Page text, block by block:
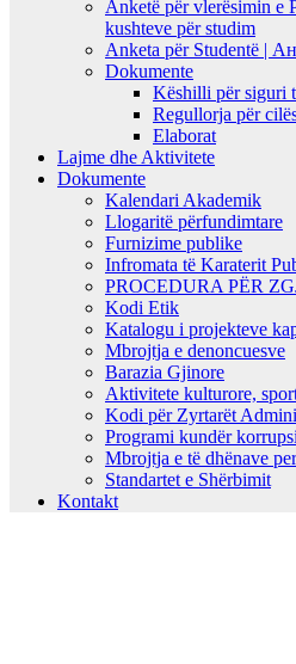
Anketë për vlerësimin e
kushteve për studim
Anketa për Studentë |
Dokumente
Këshilli për siguri
Regullorja për
Elaborat
Lajme dhe Aktivitete
Dokumente
Kalendari Akademik
Llogaritë përfundimtare
Furnizime publike
Infromata të Karaterit
PROCEDURA PËR
Kodi Etik
Katalogu i projekteve
Mbrojtja e denoncuesve
Barazia Gjinore
Aktivitete kulturore,
Kodi për Zyrtarët
Programi kundër
Mbrojtja e të dhënave
Standartet e Shërbimit
Kontakt